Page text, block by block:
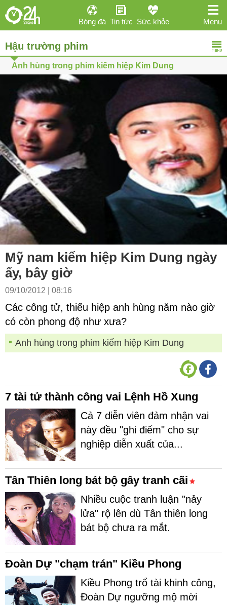
Menu
Bóng đá Tin tức Sức khỏe
Hậu trường phim
Anh hùng trong phim kiếm hiệp Kim Dung
Mỹ nam kiếm hiệp Kim Dung ngày
ấy, bây giờ
09/10/2012 | 08:16
Các công tử, thiếu hiệp anh hùng năm nào giờ
có còn phong độ như xưa?
Anh hùng trong phim kiếm hiệp Kim Dung
7 tài tử thành công vai Lệnh Hồ Xung
Cả 7 diễn viên đảm nhận vai
này đều "ghi điểm" cho sự
nghiệp diễn xuất của...
Tân Thiên long bát bộ gây tranh cãi
Nhiều cuộc tranh luận "nảy
lửa" rộ lên dù Tân thiên long
bát bộ chưa ra mắt.
Đoàn Dự "chạm trán" Kiều Phong
Kiều Phong trổ tài khinh công,
Đoàn Dự ngưỡng mộ mời